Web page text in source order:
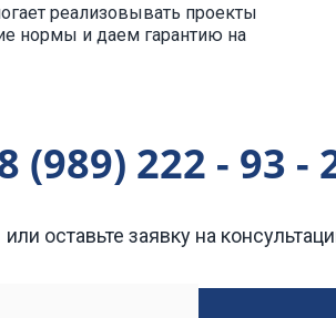
реализовывать проекты
нормы и даем гарантию на
(989) 222 - 93 -
или оставьте заявку на